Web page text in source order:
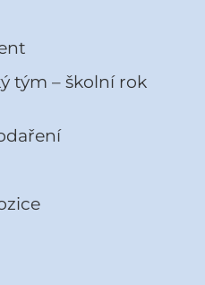
tým – školní rok